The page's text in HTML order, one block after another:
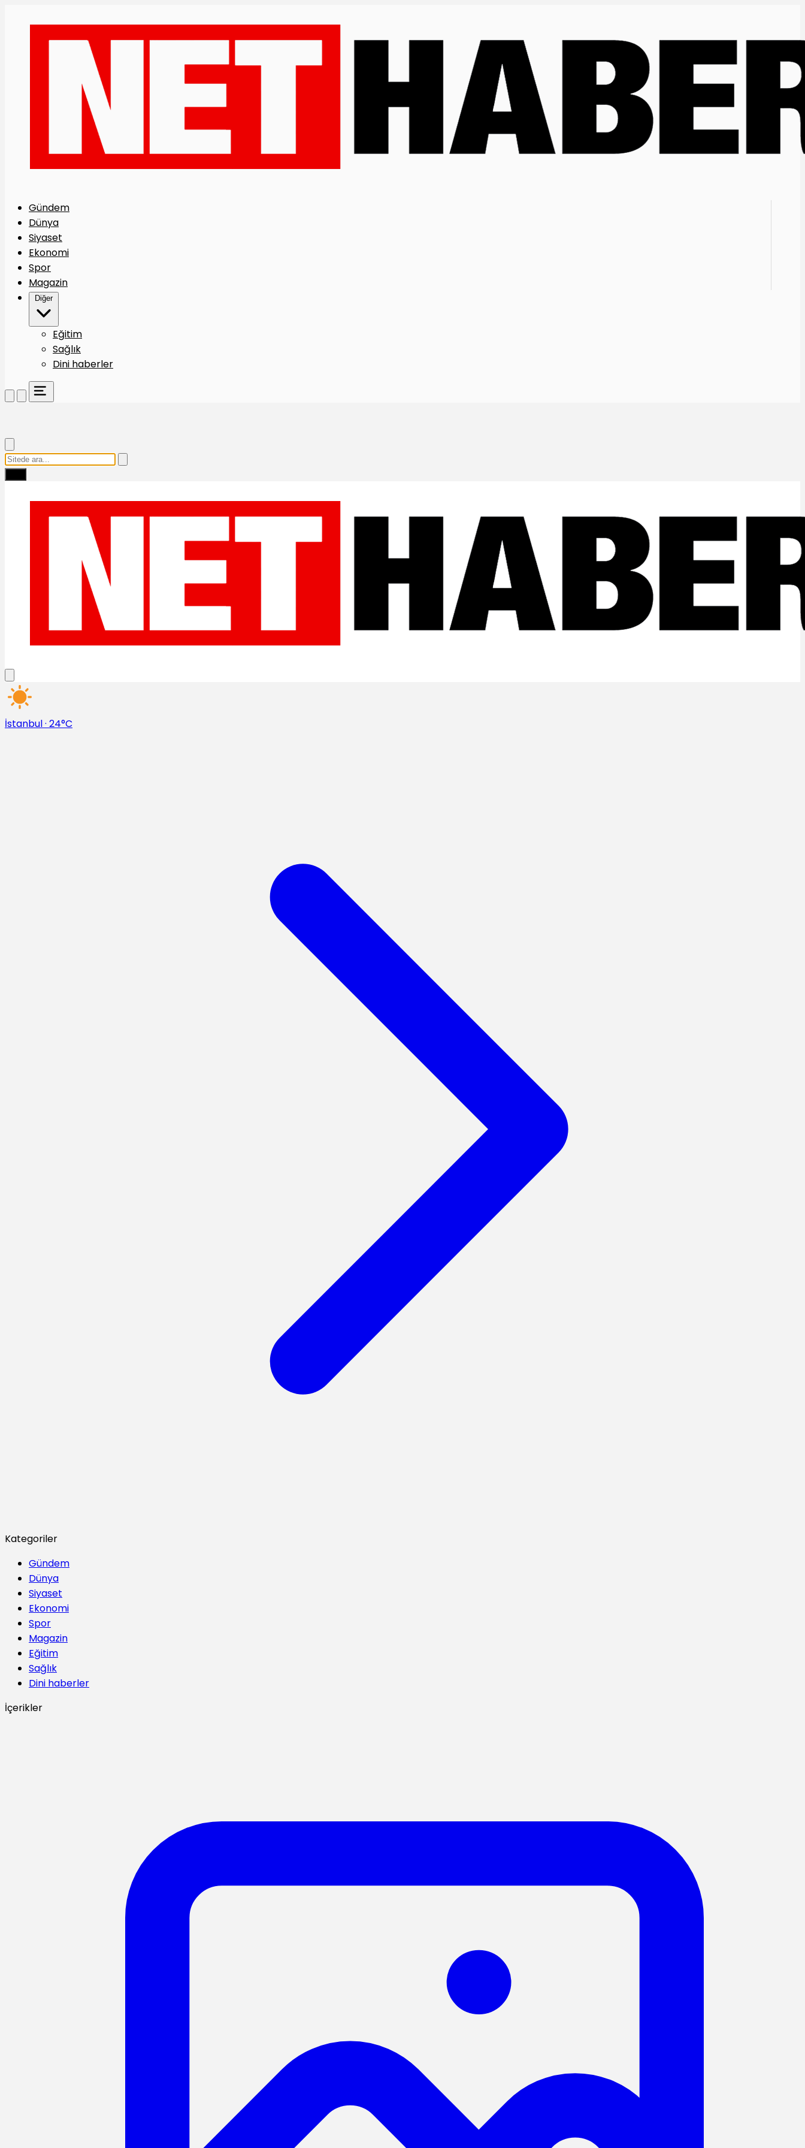
Gündem
Dünya
Siyaset
Ekonomi
Spor
Magazin
Diğer
Eğitim
Sağlık
Dini haberler
İstanbul· 24°C
Kategoriler
Gündem
Dünya
Siyaset
Ekonomi
Spor
Magazin
Eğitim
Sağlık
Dini haberler
İçerikler